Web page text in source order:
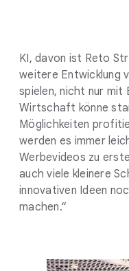
KI, davon ist Reto
weitere Entwicklung
spielen, nicht nur mit
Wirtschaft könne
Möglichkeiten
werden es immer
Werbevideos zu
auch viele kleinere
innovativen Ideen
machen.“